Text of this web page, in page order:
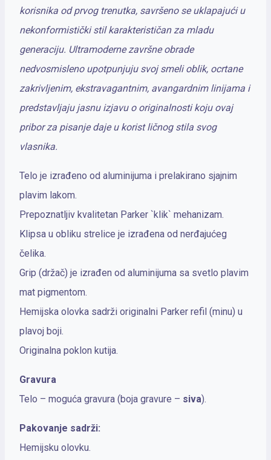
korisnika od prvog trenutka, savršeno se uklapajući u
nekonformistički stil karakterističan za mladu
generaciju. Ultramoderne završne obrade
nedvosmisleno upotpunjuju svoj smeli oblik, ocrtane
zakrivljenim, ekstravagantnim, avangardnim linijama i
predstavljaju jasnu izjavu o originalnosti koju ovaj
pribor za pisanje daje u korist ličnog stila svog
vlasnika.
Telo je izrađeno od aluminijuma i prelakirano sjajnim
plavim lakom.
Prepoznatljiv kvalitetan Parker `klik` mehanizam.
Klipsa u obliku strelice je izrađena od nerđajućeg
čelika.
Grip (držač) je izrađen od aluminijuma sa svetlo plavim
mat pigmentom.
Hemijska olovka sadrži originalni Parker refil (minu) u
plavoj boji.
Originalna poklon kutija.
Gravura
Telo – moguća gravura (boja gravure – siva).
Pakovanje sadrži:
Hemijsku olovku.